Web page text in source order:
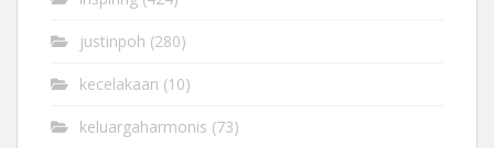
justinpoh (280)
kecelakaan (10)
keluargaharmonis (73)